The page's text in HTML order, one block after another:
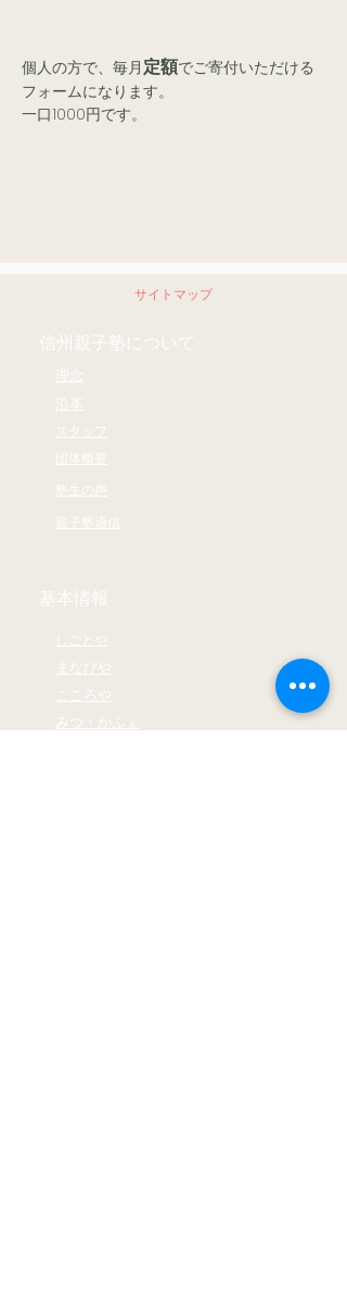
個人の方で、毎月定額でご寄付いただける
フォームになります。
​一口1000円です。
サイトマップ
信州親子塾について
理念
沿革
スタッフ
団体概要
塾生の声
親子塾通信
基本情報
しごとや
まなびや
​こころや
​みつ・かふぇ